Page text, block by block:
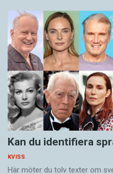
Kan du identifiera
KVISS
Här möter du tolv texter om